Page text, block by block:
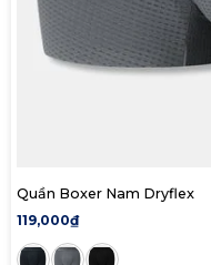
Quần Boxer Nam Dryflex
119,000₫